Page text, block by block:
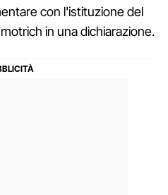
con l'istituzione del
in una dichiarazione.